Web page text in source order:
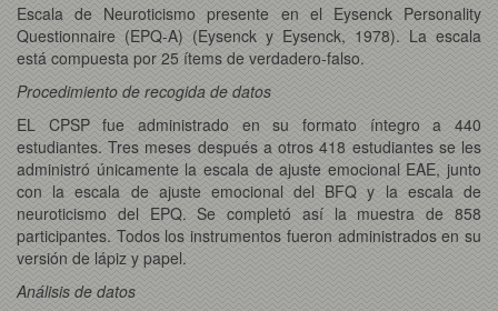
Escala de Neuroticismo presente en el Eysenck Personality
Questionnaire (EPQ-A) (Eysenck y Eysenck, 1978). La escala
está compuesta por 25 ítems de verdadero-falso.
Procedimiento de recogida de datos
EL CPSP fue administrado en su formato íntegro a 440
estudiantes. Tres meses después a otros 418 estudiantes se les
administró únicamente la escala de ajuste emocional EAE, junto
con la escala de ajuste emocional del BFQ y la escala de
neuroticismo del EPQ. Se completó así la muestra de 858
participantes. Todos los instrumentos fueron administrados en su
versión de lápiz y papel.
Análisis de datos